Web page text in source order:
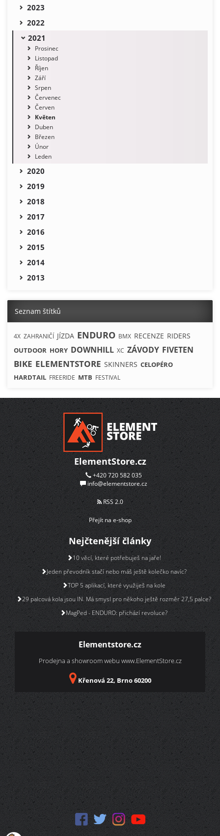
2023
2022
2021
Prosinec
Listopad
Říjen
Září
Srpen
Červenec
Červen
Květen
Duben
Březen
Únor
Leden
2020
2019
2018
2017
2016
2015
2014
2013
Seznam štítků
4X ZAHRANIČÍ JÍZDA ENDURO BMX RECENZE RIDERS
OUTDOOR HORY DOWNHILL XC ZÁVODY FIVETEN
BIKE ELEMENTSTORE SKINNERS CELOPÉRO
HARDTAIL FREERIDE MTB FESTIVAL
ElementStore.cz
+420 720 582 035
info@elementstore.cz
RSS 2.0
Přejít na e-shop
Nejčtenější články
10 věcí, které potřebuješ na jaře!
Jeden převodník stačí nebo máš ještě kolečko navíc?
TOP 5 aplikací, které využiješ na kole
29 palcová kola jsou IN. Má smysl pro někoho ještě rozměr 27,5 palce?
MagPed - ENDURO: přichází revoluce?
Elementstore.cz
Prodejna a showroom webu www.ElementStore.cz
Křenová 22, Brno 60200